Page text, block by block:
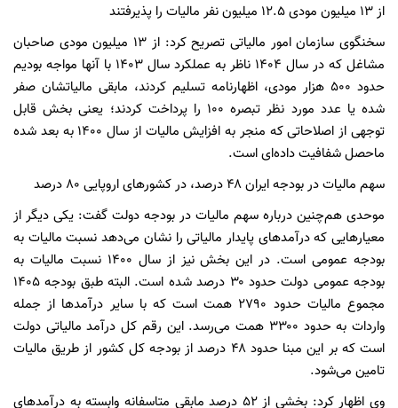
از ۱۳ میلیون مودی ۱۲.۵ میلیون نفر مالیات را پذیرفتند
سخنگوی سازمان امور مالیاتی تصریح کرد: از ۱۳ میلیون مودی صاحبان
مشاغل که در سال ۱۴۰۴ ناظر به عملکرد سال ۱۴۰۳ با آنها مواجه بودیم
حدود ۵۰۰ هزار مودی، اظهارنامه تسلیم کردند، مابقی مالیاتشان صفر
شده یا عدد مورد نظر تبصره ۱۰۰ را پرداخت کردند؛ یعنی بخش قابل
توجهی از اصلاحاتی که منجر به افزایش مالیات از سال ۱۴۰۰ به بعد شده
ماحصل شفافیت داده‌ای است.
سهم مالیات در بودجه ایران ۴۸ درصد، در کشورهای اروپایی ۸۰ درصد
موحدی هم‌چنین درباره سهم مالیات در بودجه دولت گفت: یکی دیگر از
معیارهایی که درآمدهای پایدار مالیاتی را نشان می‌دهد نسبت مالیات به
بودجه عمومی است. در این بخش نیز از سال ۱۴۰۰ نسبت مالیات به
بودجه عمومی دولت حدود ۳۰ درصد شده است. البته طبق بودجه ۱۴۰۵
مجموع مالیات حدود ۲۷۹۰ همت است که با سایر درآمدها از جمله
واردات به حدود ۳۳۰۰ همت می‌رسد. این رقم کل درآمد مالیاتی دولت
است که بر این مبنا حدود ۴۸ درصد از بودجه کل کشور از طریق مالیات
تامین می‌شود.
وی اظهار کرد: بخشی از ۵۲ درصد مابقی متاسفانه وابسته به درآمدهای